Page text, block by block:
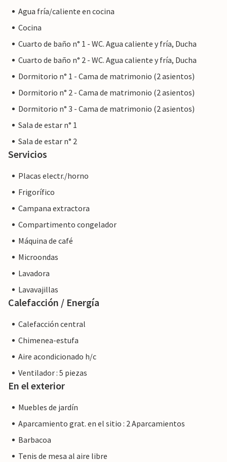
Agua fría/caliente en cocina
Cocina
Cuarto de baño n° 1 - WC. Agua caliente y fría, Ducha
Cuarto de baño n° 2 - WC. Agua caliente y fría, Ducha
Dormitorio n° 1 - Cama de matrimonio (2 asientos)
Dormitorio n° 2 - Cama de matrimonio (2 asientos)
Dormitorio n° 3 - Cama de matrimonio (2 asientos)
Sala de estar n° 1
Sala de estar n° 2
Servicios
Placas electr./horno
Frigorífico
Campana extractora
Compartimento congelador
Máquina de café
Microondas
Lavadora
Lavavajillas
Calefacción / Energía
Calefacción central
Chimenea-estufa
Aire acondicionado h/c
Ventilador : 5 piezas
En el exterior
Muebles de jardín
Aparcamiento grat. en el sitio : 2 Aparcamientos
Barbacoa
Tenis de mesa al aire libre